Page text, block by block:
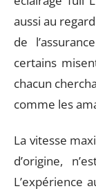
aussi au
de
certains
chacun
comme les
La vitesse
d’origine,
L’expérience